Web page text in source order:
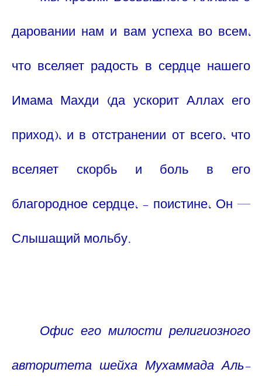
даровании нам и вам успеха во всем,
что вселяет радость в сердце нашего
Имама Махди (да ускорит Аллах его
приход), и в отстранении от всего, что
вселяет скорбь и боль в его
благородное сердце, - поистине, Он —
Слышащий мольбу.
Офис его милости религиозного
авторитета шейха Мухаммада Аль-